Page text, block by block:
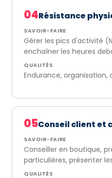
04Résistance
SAVOIR-FAIRE
Gérer les pics d'activité
enchaîner les heures
QUALITÉS
Endurance, organisation,
05Conseil client et
SAVOIR-FAIRE
Conseiller en boutique,
particulières, présenter
QUALITÉS